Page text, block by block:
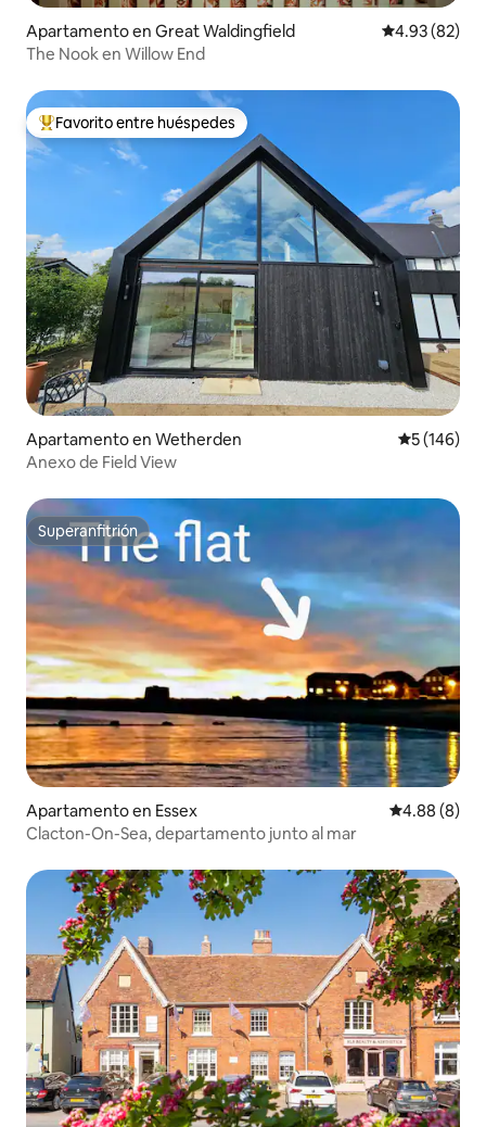
Apartamento en Great Waldingfield Calificación
4.93 (82)
The Nook en Willow End
Favorito entre huéspedes preferido
Favorito entre huéspedes
Apartamento en Wetherden
5 (146)
Anexo de Field View
Superanfitrión
Superanfitrión
Apartamento en Essex Calificación
4.88 (8)
Clacton-On-Sea, departamento junto al mar